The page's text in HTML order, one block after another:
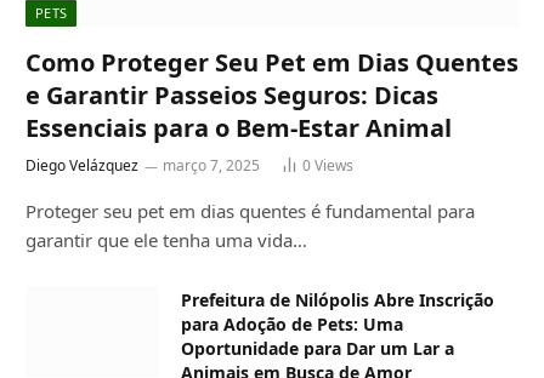
PETS
Como Proteger Seu Pet em Dias Quentes
e Garantir Passeios Seguros: Dicas
Essenciais para o Bem-Estar Animal
Diego Velázquez março 7, 2025 0Views
Proteger seu pet em dias quentes é fundamental para
garantir que ele tenha uma vida…
Prefeitura de Nilópolis Abre Inscrição
para Adoção de Pets: Uma
Oportunidade para Dar um Lar a
Animais em Busca de Amor